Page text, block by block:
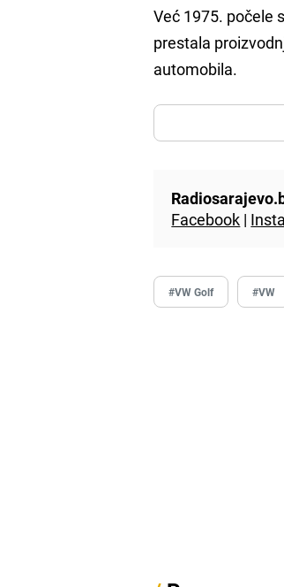
Već 1975. počele
prestala
automobila.
Facebook |
#VW Golf #VW